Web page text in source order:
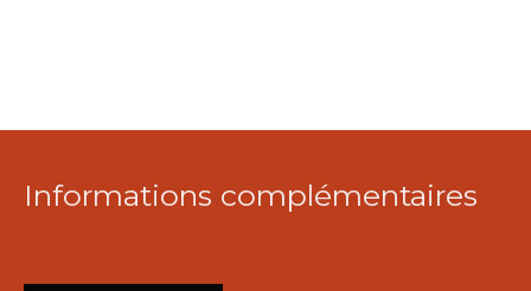
Informations complémentaires